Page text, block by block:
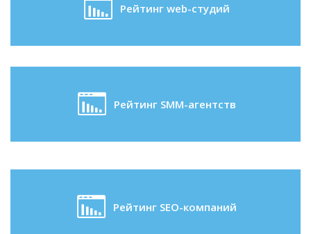
Рейтинг web-студий
Рейтинг SMM-агентств
Рейтинг SEO-компаний